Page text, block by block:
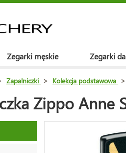
Zegarki męskie Zegarki
Zapalniczki > Kolekcja podstawowa >
Zippo Anne